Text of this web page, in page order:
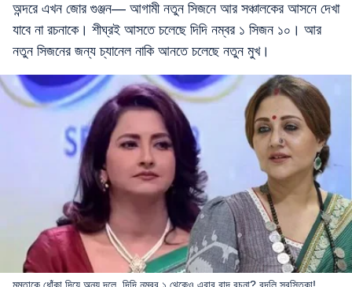
অন্দরে এখন জোর গুঞ্জন— আগামী নতুন সিজনে আর সঞ্চালকের আসনে দেখা
যাবে না রচনাকে। শীঘ্রই আসতে চলেছে দিদি নম্বর ১ সিজন ১০। আর
নতুন সিজনের জন্য চ্যানেল নাকি আনতে চলেছে নতুন মুখ।